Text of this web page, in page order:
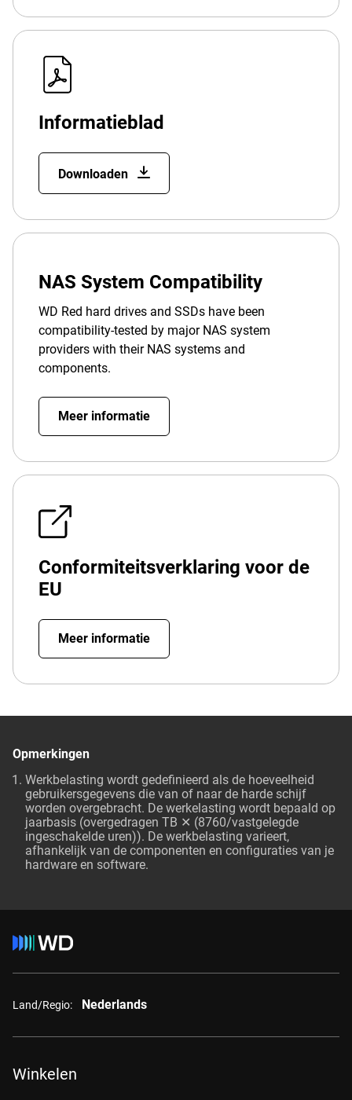
Informatieblad
Downloaden
NAS System Compatibility
WD Red hard drives and SSDs have been
compatibility-tested by major NAS system
providers with their NAS systems and
components.
Meer informatie
Conformiteitsverklaring voor de
EU
Meer informatie
Opmerkingen
Werkbelasting wordt gedefinieerd als de hoeveelheid
gebruikersgegevens die van of naar de harde schijf
worden overgebracht. De werkelasting wordt bepaald op
jaarbasis (overgedragen TB ✕ (8760/vastgelegde
ingeschakelde uren)). De werkbelasting varieert,
afhankelijk van de componenten en configuraties van je
hardware en software.
Land/Regio: Nederlands
Winkelen